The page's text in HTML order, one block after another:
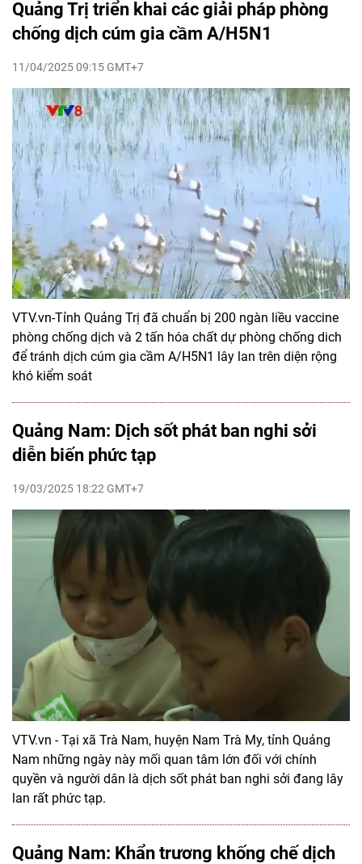
Quảng Trị triển khai các giải pháp phòng
chống dịch cúm gia cầm A/H5N1
11/04/2025 09:15 GMT+7
VTV.vn-Tỉnh Quảng Trị đã chuẩn bị 200 ngàn liều vaccine
phòng chống dịch và 2 tấn hóa chất dự phòng chống dich
để tránh dịch cúm gia cầm A/H5N1 lây lan trên diện rộng
khó kiểm soát
Quảng Nam: Dịch sốt phát ban nghi sởi
diễn biến phức tạp
19/03/2025 18:22 GMT+7
VTV.vn - Tại xã Trà Nam, huyện Nam Trà My, tỉnh Quảng
Nam những ngày này mối quan tâm lớn đối với chính
quyền và người dân là dịch sốt phát ban nghi sởi đang lây
lan rất phức tạp.
Quảng Nam: Khẩn trương khống chế dịch